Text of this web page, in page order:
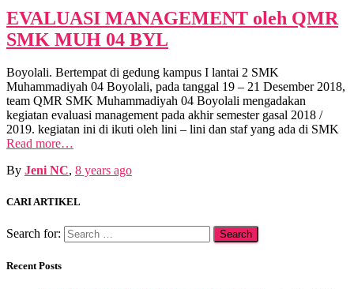
EVALUASI MANAGEMENT oleh QMR
SMK MUH 04 BYL
Boyolali. Bertempat di gedung kampus I lantai 2 SMK
Muhammadiyah 04 Boyolali, pada tanggal 19 – 21 Desember 2018,
team QMR SMK Muhammadiyah 04 Boyolali mengadakan
kegiatan evaluasi management pada akhir semester gasal 2018 /
2019. kegiatan ini di ikuti oleh lini – lini dan staf yang ada di SMK
Read more…
By Jeni NC, 8 years ago
CARI ARTIKEL
Search for:
Recent Posts